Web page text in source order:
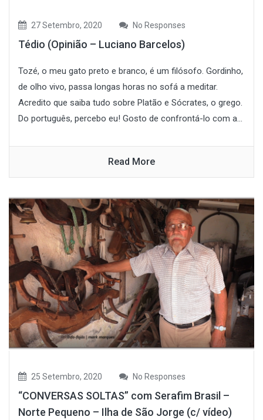
27 Setembro, 2020 No Responses
Tédio (Opinião – Luciano Barcelos)
Tozé, o meu gato preto e branco, é um filósofo. Gordinho,
de olho vivo, passa longas horas no sofá a meditar.
Acredito que saiba tudo sobre Platão e Sócrates, o grego.
Do português, percebo eu! Gosto de confrontá-lo com a...
Read More
25 Setembro, 2020 No Responses
“CONVERSAS SOLTAS” com Serafim Brasil –
Norte Pequeno – Ilha de São Jorge (c/ vídeo)